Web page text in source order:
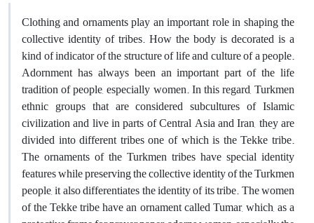
Clothing and ornaments play an important role in shaping the
collective identity of tribes. How the body is decorated is a
kind of indicator of the structure of life and culture of a people.
Adornment has always been an important part of the life
tradition of people, especially women. In this regard, Turkmen
ethnic groups that are considered subcultures of Islamic
civilization and live in parts of Central Asia and Iran, they are
divided into different tribes one of which is the Tekke tribe.
The ornaments of the Turkmen tribes have special identity
features while preserving the collective identity of the Turkmen
people, it also differentiates the identity of its tribe. The women
of the Tekke tribe have an ornament called Tumar, which, as a